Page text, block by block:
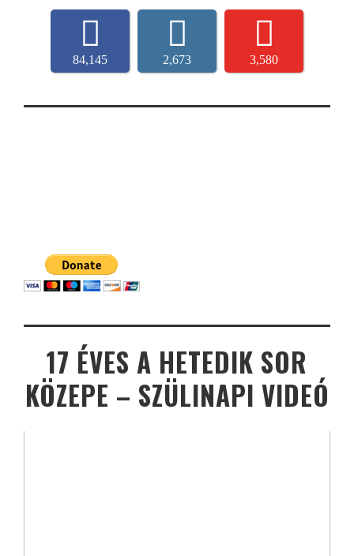
84,145 2,673 3,580
17 ÉVES A HETEDIK SOR
KÖZEPE – SZÜLINAPI VIDEÓ